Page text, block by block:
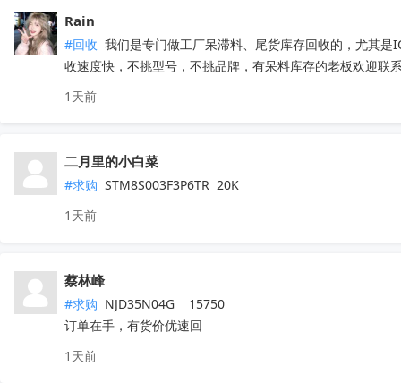
Rain
#回收 我们是专门做工厂呆滞料、尾货库存回收的，尤其
收速度快，不挑型号，不挑品牌，有呆料库存的老板欢迎联
1天前
二月里的小白菜
#求购 STM8S003F3P6TR  20K
1天前
蔡林峰
#求购 NJD35N04G    15750
订单在手，有货价优速回
1天前